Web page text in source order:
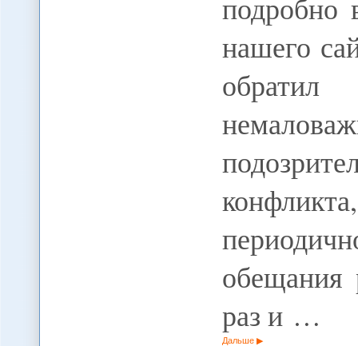
подробно
нашего
обещания
раз и …
Дальше